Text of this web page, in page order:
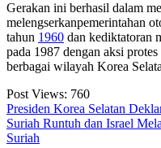
Gerakan ini berhasil dalam
melengserkanpemerintahan
tahun 1960 dan kediktatoran
pada 1987 dengan aksi
berbagai wilayah Korea
Post Views: 760
Presiden Korea Selatan
Suriah Runtuh dan Israel
Suriah